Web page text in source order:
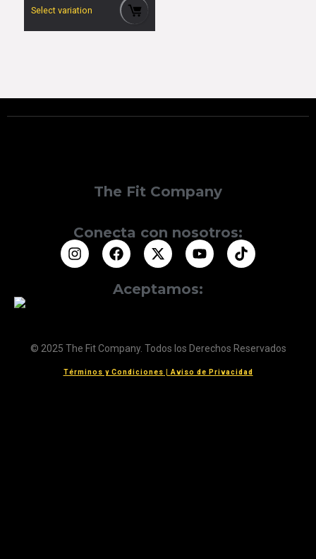
Select variation
The Fit Company
Conecta con nosotros:
Aceptamos:
© 2025 The Fit Company. Todos los Derechos Reservados
Términos y Condiciones Aviso de Privacidad